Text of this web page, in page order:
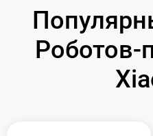
Роботов-